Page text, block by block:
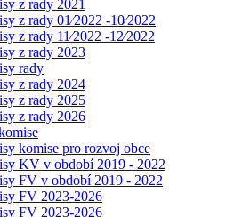
z rady 2021
z rady 01⁄2022 -10⁄2022
z rady 11⁄2022 -12⁄2022
z rady 2023
rady
z rady 2024
z rady 2025
z rady 2026
komise pro rozvoj obce
KV v období 2019 - 2022
FV v období 2019 - 2022
FV 2023-2026
FV 2023-2026